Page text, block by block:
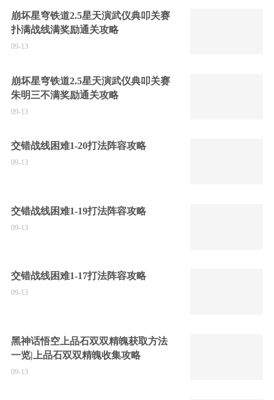
崩坏星穹铁道2.5星天演武仪典叩关赛
扑满战线满奖励通关攻略
09-13
崩坏星穹铁道2.5星天演武仪典叩关赛
朱明三不满奖励通关攻略
09-13
交错战线困难1-20打法阵容攻略
09-13
交错战线困难1-19打法阵容攻略
09-13
交错战线困难1-17打法阵容攻略
09-13
黑神话悟空上品石双双精魄获取方法
一览|上品石双双精魄收集攻略
09-13